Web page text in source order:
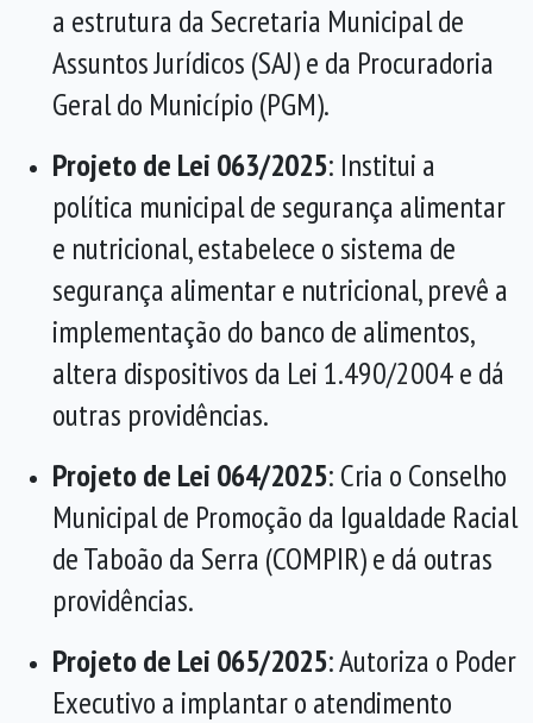
a estrutura da Secretaria Municipal de
Assuntos Jurídicos (SAJ) e da Procuradoria
Geral do Município (PGM).
Projeto de Lei 063/2025: Institui a
política municipal de segurança alimentar
e nutricional, estabelece o sistema de
segurança alimentar e nutricional, prevê a
implementação do banco de alimentos,
altera dispositivos da Lei 1.490/2004 e dá
outras providências.
Projeto de Lei 064/2025: Cria o Conselho
Municipal de Promoção da Igualdade Racial
de Taboão da Serra (COMPIR) e dá outras
providências.
Projeto de Lei 065/2025: Autoriza o Poder
Executivo a implantar o atendimento